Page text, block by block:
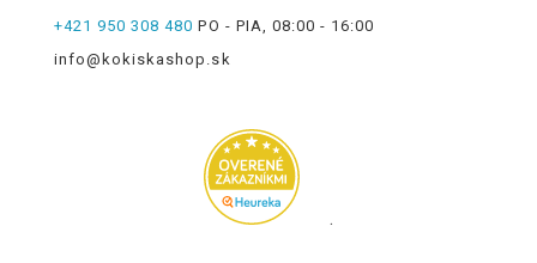
+421 950 308 480 PO - PIA, 08:00 - 16:00
info@kokiskashop.sk
.